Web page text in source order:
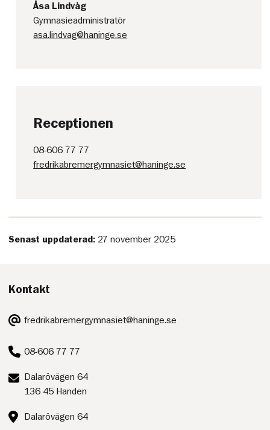
Åsa Lindvåg
Gymnasieadministratör
asa.lindvag@haninge.se
Receptionen
08-606 77 77
fredrikabremergymnasiet@haninge.se
Senast uppdaterad: 27 november 2025
Kontakt
E-
post:
fredrikabremergymnasiet@haninge.se
Telefon:
08-606 77 77
Postadress:
Dalarövägen 64
136 45 Handen
Besöksadress:
Dalarövägen 64